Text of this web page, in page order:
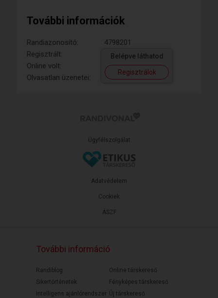
További információk
Randiazonosító:
4798201
Regisztrált:
Online volt:
Olvasatlan üzenetei:
Belépve láthatod
Regisztrálok
Ügyfélszolgálat
ÁSZF
Adatvédelem
Cookiek
További információ
Randiblog
Sikertörténetek
Intelligens ajánlórendszer
Online társkereső
Fényképes társkereső
Új társkereső